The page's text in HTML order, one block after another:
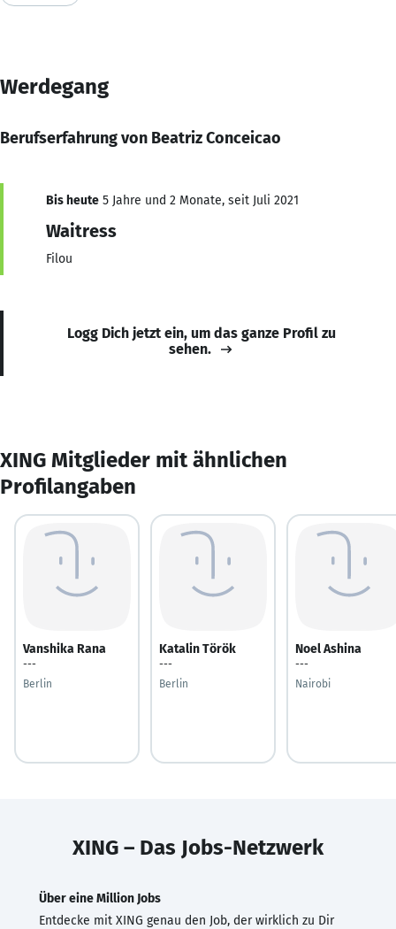
Werdegang
Berufserfahrung von Beatriz Conceicao
Bis heute 5 Jahre und 2 Monate, seit Juli 2021
Waitress
Filou
Logg Dich jetzt ein, um das ganze Profil zu
sehen.
XING Mitglieder mit ähnlichen
Profilangaben
Vanshika Rana
---
Berlin
Katalin Török
---
Berlin
Noel Ashina
---
Nairobi
XING – Das Jobs-Netzwerk
Über eine Million Jobs
Entdecke mit XING genau den Job, der wirklich zu Dir